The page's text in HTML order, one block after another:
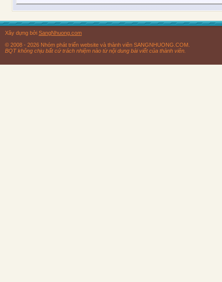
Xây dựng bởi SangNhuong.com
© 2008 - 2026 Nhóm phát triển website và thành viên SANGNHUONG.COM.
BQT không chịu bất cứ trách nhiệm nào từ nội dung bài viết của thành viên.